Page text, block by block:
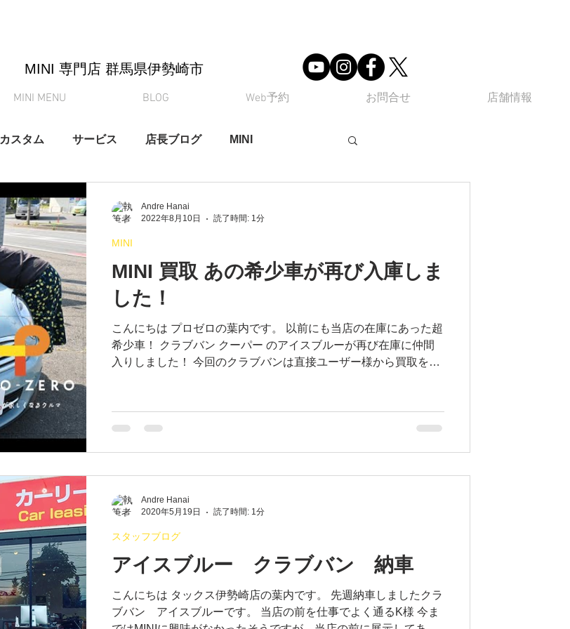
MINI 専門店 ​群馬県伊勢崎市
MINI MENU BLOG Web予約 お問合せ 店舗情報
カスタム サービス 店長ブログ MINI
買取査定 MINI初心者向けシリーズ
MINI 買取 あの希少車が再び入庫しま
した！
こんにちは プロゼロの葉内です。 以前にも当店の在庫にあった超
希少車！ クラブバン クーパー のアイスブルーが再び在庫に仲間
入りしました！ 今回のクラブバンは直接ユーザー様から買取をさ
MINI
Andre Hanai
2022年8月10日
読了時間: 1分
アイスブルー クラブバン 納車
こんにちは タックス伊勢崎店の葉内です。 先週納車しましたクラ
ブバン アイスブルーです。 当店の前を仕事でよく通るK様 今ま
スタッフブログ
Andre Hanai
2020年5月19日
読了時間: 1分